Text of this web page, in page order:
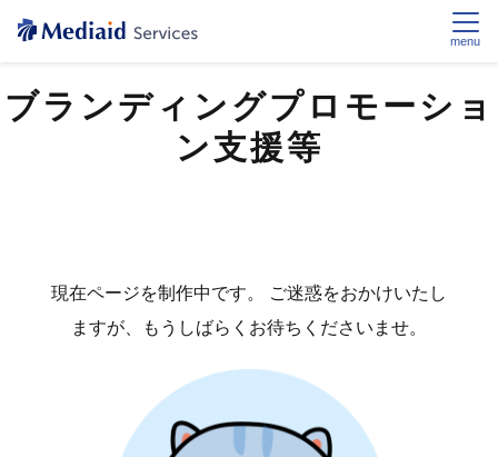
menu
ブランディングプロモーショ
ン支援等
現在ページを制作中です。
ご迷惑をおかけいたし
ますが、もうしばらくお待ちくださいませ。